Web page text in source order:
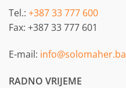
Tel.: +387 33 777 600
Fax: +387 33 777 601
E-mail: info@solomaher.ba
RADNO VRIJEME